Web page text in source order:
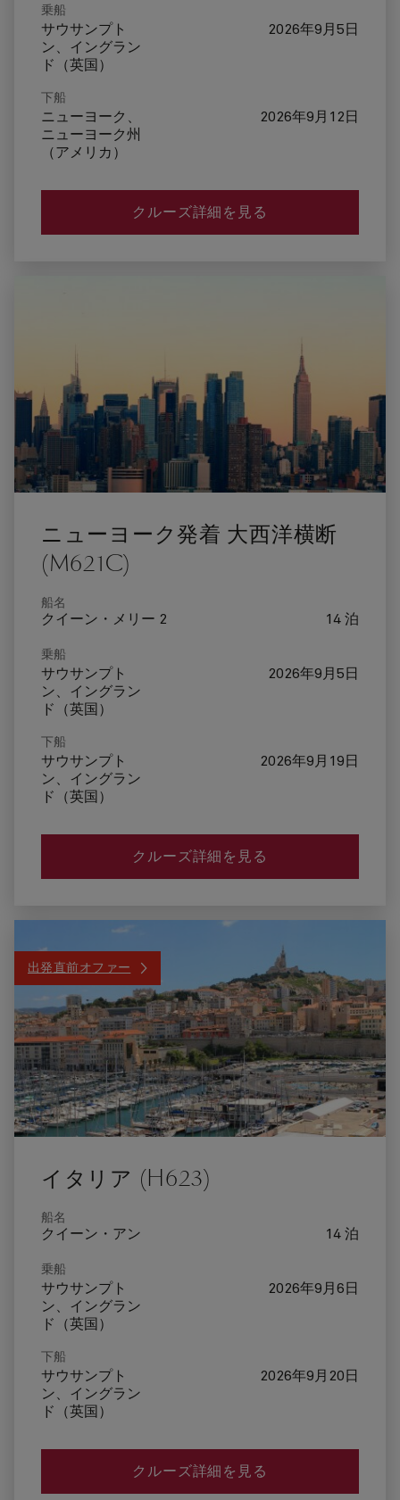
乗船
サウサンプト
ン、イングラン
ド（英国）
2026年9月5日
下船
ニューヨーク、
ニューヨーク州
（アメリカ）
2026年9月12日
クルーズ詳細を見る
ニューヨーク発着 大西洋横断
(M621C)
船名
クイーン・メリー 2 14 泊
乗船
サウサンプト
ン、イングラン
ド（英国）
2026年9月5日
下船
サウサンプト
ン、イングラン
ド（英国）
2026年9月19日
クルーズ詳細を見る
出発直前オファー
イタリア (H623)
船名
クイーン・アン 14 泊
乗船
サウサンプト
ン、イングラン
ド（英国）
2026年9月6日
下船
サウサンプト
ン、イングラン
ド（英国）
2026年9月20日
クルーズ詳細を見る